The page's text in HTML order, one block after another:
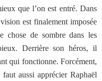
que l’on est entré. Dans
est finalement imposée
chose de sombre dans les
Derrière son héros, il
qui fonctionne. Forcément,
aussi apprécier Raphaël